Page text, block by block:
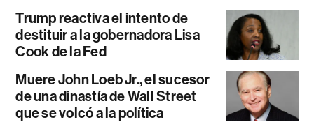
Trump reactiva el intento de
destituir a la gobernadora Lisa
Cook de la Fed
Muere John Loeb Jr., el sucesor
de una dinastía de Wall Street
que se volcó a la política